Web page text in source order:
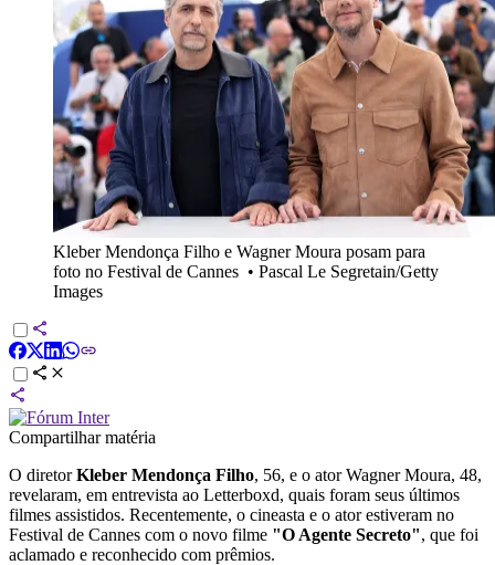
Kleber Mendonça Filho e Wagner Moura posam para
foto no Festival de Cannes • Pascal Le Segretain/Getty
Images
Compartilhar matéria
O diretorKleber Mendonça Filho, 56, e o ator Wagner Moura, 48,
revelaram, em entrevista ao Letterboxd, quais foram seus últimos
filmes assistidos. Recentemente, o cineasta e o ator estiveram no
Festival de Cannes com o novo filme "O Agente Secreto", que foi
aclamado e reconhecido com prêmios.